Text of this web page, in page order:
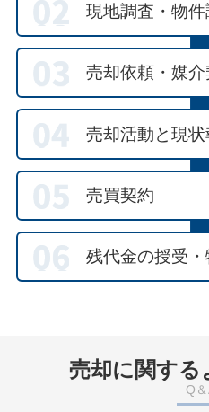
現地調査・物
売却依頼・媒
売却活動と現
売買契約
残代金の授受
売却に関する
Q